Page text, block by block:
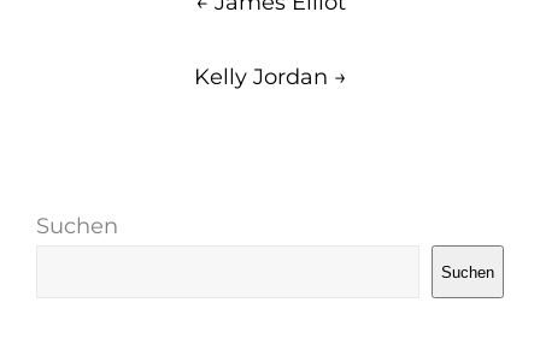
Kelly Jordan →
Suchen
Suchen